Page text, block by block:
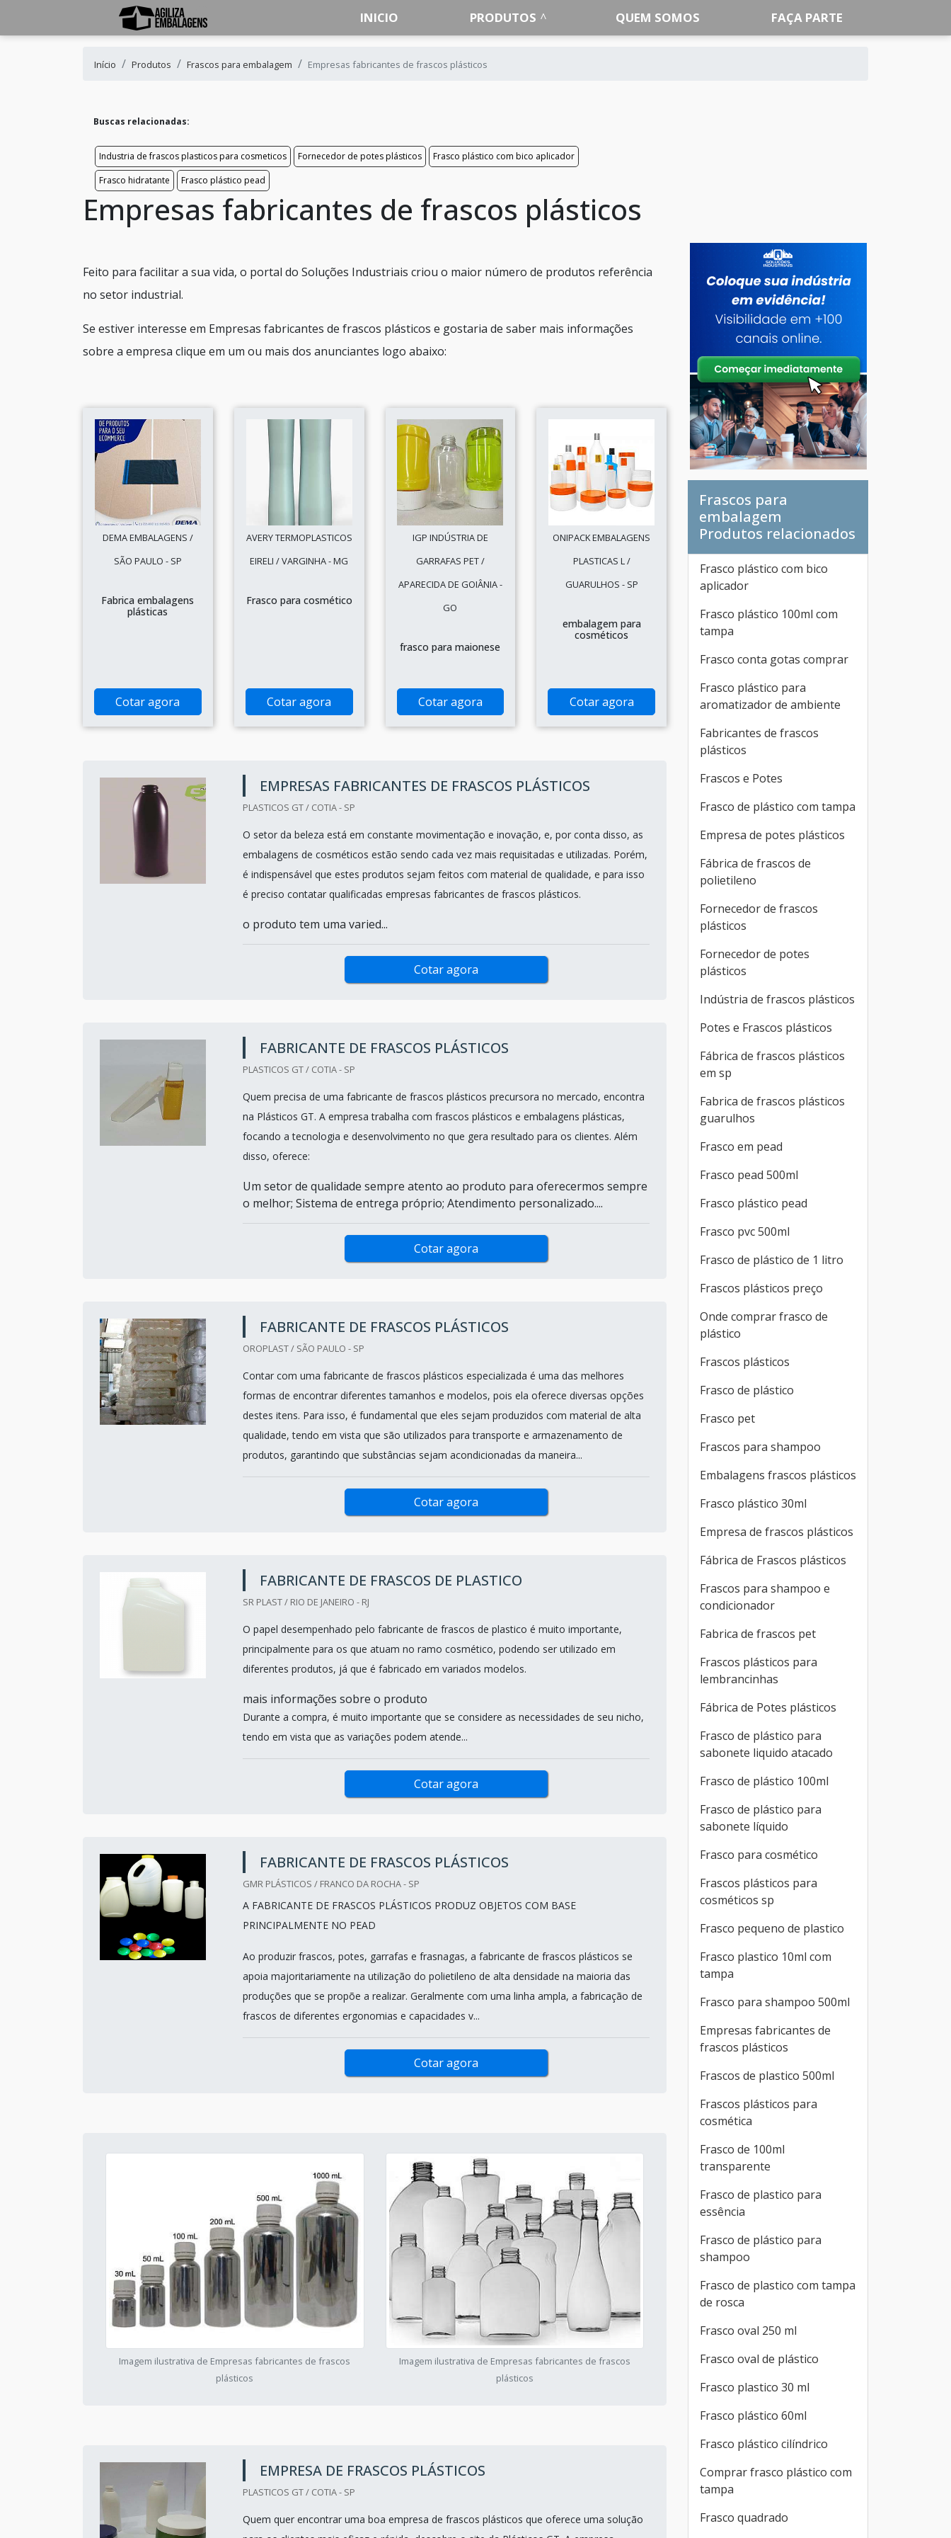
INICIO PRODUTOS QUEM SOMOS FAÇA PARTE
Início Produtos Frascos para embalagem Empresas fabricantes de frascos plásticos
Buscas relacionadas:
Industria de frascos plasticos para cosmeticos Fornecedor de potes plásticos
Frasco plástico com bico aplicador
Frasco hidratante
Frasco plástico pead
Empresas fabricantes de frascos plásticos
Feito para facilitar a sua vida, o portal do Soluções Industriais criou o maior número de produtos referência
no setor industrial.
Se estiver interesse em Empresas fabricantes de frascos plásticos e gostaria de saber mais informações
sobre a empresa clique em um ou mais dos anunciantes logo abaixo:
DEMA EMBALAGENS /
SÃO PAULO - SP
Fabrica embalagens
plásticas
Cotar agora
AVERY TERMOPLASTICOS
EIRELI / VARGINHA - MG
Frasco para cosmético
Cotar agora
IGP INDÚSTRIA DE
GARRAFAS PET /
APARECIDA DE GOIÂNIA -
GO
frasco para maionese
Cotar agora
ONIPACK EMBALAGENS
PLASTICAS L /
GUARULHOS - SP
embalagem para
cosméticos
Cotar agora
EMPRESAS FABRICANTES DE FRASCOS PLÁSTICOS
PLASTICOS GT / COTIA - SP
O setor da beleza está em constante movimentação e inovação, e, por conta disso, as
embalagens de cosméticos estão sendo cada vez mais requisitadas e utilizadas. Porém,
é indispensável que estes produtos sejam feitos com material de qualidade, e para isso
é preciso contatar qualificadas empresas fabricantes de frascos plásticos.
o produto tem uma varied...
Cotar agora
FABRICANTE DE FRASCOS PLÁSTICOS
PLASTICOS GT / COTIA - SP
Quem precisa de uma fabricante de frascos plásticos precursora no mercado, encontra
na Plásticos GT. A empresa trabalha com frascos plásticos e embalagens plásticas,
focando a tecnologia e desenvolvimento no que gera resultado para os clientes. Além
disso, oferece:
Um setor de qualidade sempre atento ao produto para oferecermos sempre
o melhor; Sistema de entrega próprio; Atendimento personalizado....
Cotar agora
FABRICANTE DE FRASCOS PLÁSTICOS
OROPLAST / SÃO PAULO - SP
Contar com uma fabricante de frascos plásticos especializada é uma das melhores
formas de encontrar diferentes tamanhos e modelos, pois ela oferece diversas opções
destes itens. Para isso, é fundamental que eles sejam produzidos com material de alta
qualidade, tendo em vista que são utilizados para transporte e armazenamento de
produtos, garantindo que substâncias sejam acondicionadas da maneira...
Cotar agora
FABRICANTE DE FRASCOS DE PLASTICO
SR PLAST / RIO DE JANEIRO - RJ
O papel desempenhado pelo fabricante de frascos de plastico é muito importante,
principalmente para os que atuam no ramo cosmético, podendo ser utilizado em
diferentes produtos, já que é fabricado em variados modelos.
mais informações sobre o produto
Durante a compra, é muito importante que se considere as necessidades de seu nicho,
tendo em vista que as variações podem atende...
Cotar agora
FABRICANTE DE FRASCOS PLÁSTICOS
GMR PLÁSTICOS / FRANCO DA ROCHA - SP
A FABRICANTE DE FRASCOS PLÁSTICOS PRODUZ OBJETOS COM BASE
PRINCIPALMENTE NO PEAD
Ao produzir frascos, potes, garrafas e frasnagas, a fabricante de frascos plásticos se
apoia majoritariamente na utilização do polietileno de alta densidade na maioria das
produções que se propõe a realizar. Geralmente com uma linha ampla, a fabricação de
frascos de diferentes ergonomias e capacidades v...
Cotar agora
Imagem ilustrativa de Empresas fabricantes de frascos
plásticos
Imagem ilustrativa de Empresas fabricantes de frascos
plásticos
EMPRESA DE FRASCOS PLÁSTICOS
PLASTICOS GT / COTIA - SP
Quem quer encontrar uma boa empresa de frascos plásticos que oferece uma solução
Frascos para
embalagem
Produtos relacionados
Frasco plástico com bico
aplicador
Frasco plástico 100ml com
tampa
Frasco conta gotas comprar
Frasco plástico para
aromatizador de ambiente
Fabricantes de frascos
plásticos
Frascos e Potes
Frasco de plástico com tampa
Empresa de potes plásticos
Fábrica de frascos de
polietileno
Fornecedor de frascos
plásticos
Fornecedor de potes
plásticos
Indústria de frascos plásticos
Potes e Frascos plásticos
Fábrica de frascos plásticos
em sp
Fabrica de frascos plásticos
guarulhos
Frasco em pead
Frasco pead 500ml
Frasco plástico pead
Frasco pvc 500ml
Frasco de plástico de 1 litro
Frascos plásticos preço
Onde comprar frasco de
plástico
Frascos plásticos
Frasco de plástico
Frasco pet
Frascos para shampoo
Embalagens frascos plásticos
Frasco plástico 30ml
Empresa de frascos plásticos
Fábrica de Frascos plásticos
Frascos para shampoo e
condicionador
Fabrica de frascos pet
Frascos plásticos para
lembrancinhas
Fábrica de Potes plásticos
Frasco de plástico para
sabonete liquido atacado
Frasco de plástico 100ml
Frasco de plástico para
sabonete líquido
Frasco para cosmético
Frascos plásticos para
cosméticos sp
Frasco pequeno de plastico
Frasco plastico 10ml com
tampa
Frasco para shampoo 500ml
Empresas fabricantes de
frascos plásticos
Frascos de plastico 500ml
Frascos plásticos para
cosmética
Frasco de 100ml
transparente
Frasco de plastico para
essência
Frasco de plástico para
shampoo
Frasco de plastico com tampa
de rosca
Frasco oval 250 ml
Frasco oval de plástico
Frasco plastico 30 ml
Frasco plástico 60ml
Frasco plástico cilíndrico
Comprar frasco plástico com
tampa
Frasco quadrado